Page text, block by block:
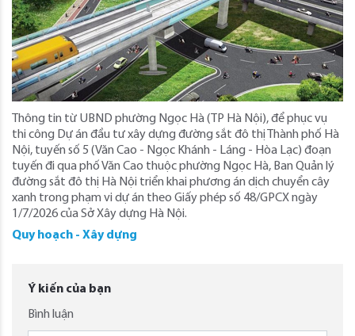
Thông tin từ UBND phường Ngọc Hà (TP Hà Nội), để phục vụ
thi công Dự án đầu tư xây dựng đường sắt đô thị Thành phố Hà
Nội, tuyến số 5 (Văn Cao - Ngọc Khánh - Láng - Hòa Lạc) đoạn
tuyến đi qua phố Văn Cao thuộc phường Ngọc Hà, Ban Quản lý
đường sắt đô thị Hà Nội triển khai phương án dịch chuyển cây
xanh trong phạm vi dự án theo Giấy phép số 48/GPCX ngày
1/7/2026 của Sở Xây dựng Hà Nội.
Quy hoạch - Xây dựng
Ý kiến của bạn
Bình luận